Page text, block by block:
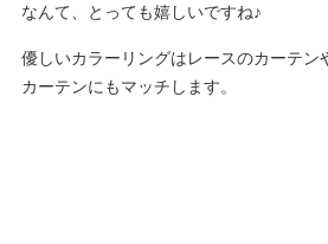
なんて、とっても嬉しいですね♪
優しいカラーリングはレースのカーテン
カーテンにもマッチします。